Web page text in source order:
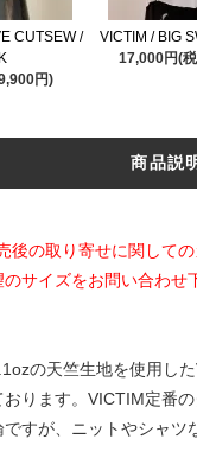
CUTSEW /
円)
VICTIM / BIG
17,000円(
商品説
後の取り寄せに関して
サイズをお問い合わせ
の天竺生地を使用し
おります。VICTIM定番
すが、ニットやシャツ